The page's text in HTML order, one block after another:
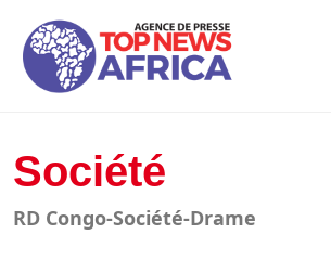
Société
RD Congo-Société-Drame